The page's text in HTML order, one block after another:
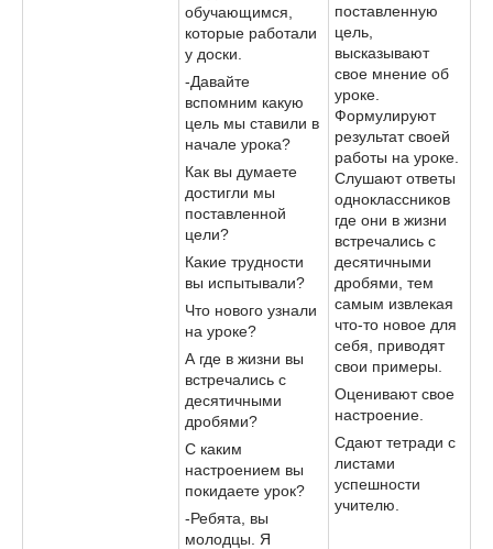
обучающимся,
которые работали
у доски.
-Давайте
вспомним какую
цель мы ставили в
начале урока?
Как вы думаете
достигли мы
поставленной
цели?
Какие трудности
вы испытывали?
Что нового узнали
на уроке?
А где в жизни вы
встречались с
десятичными
дробями?
С каким
настроением вы
покидаете урок?
-Ребята, вы
молодцы. Я
поставленную
цель,
высказывают
свое мнение об
уроке.
Формулируют
результат своей
работы на уроке.
Слушают ответы
одноклассников
где они в жизни
встречались с
десятичными
дробями, тем
самым извлекая
что-то новое для
себя, приводят
свои примеры.
Оценивают свое
настроение.
Сдают тетради с
листами
успешности
учителю.